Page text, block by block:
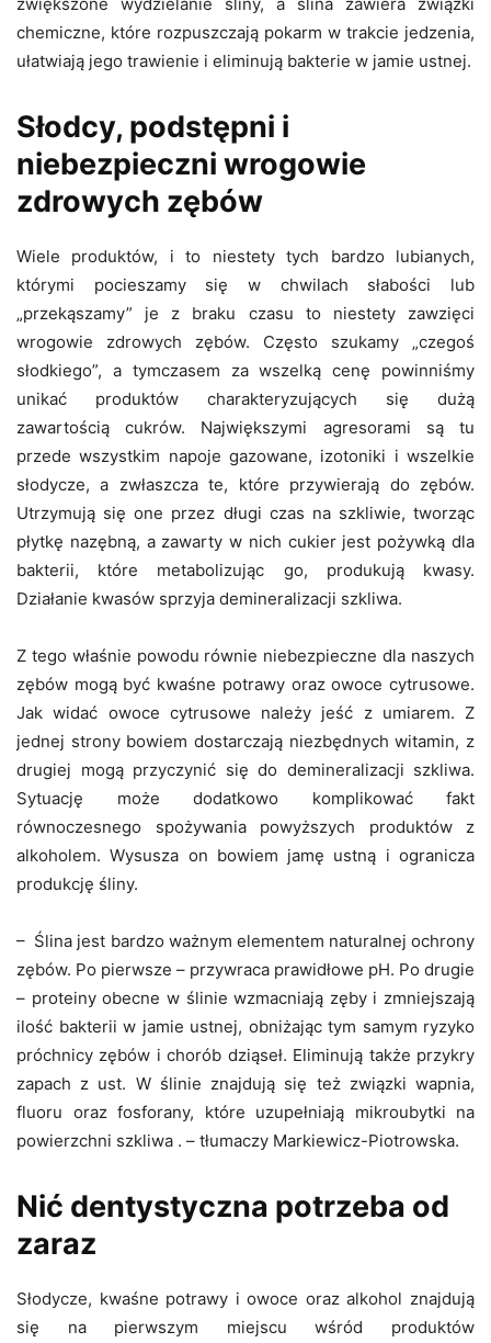
chemiczne, które rozpuszczają pokarm w trakcie jedzenia,
ułatwiają jego trawienie i eliminują bakterie w jamie ustnej.
Słodcy, podstępni i
niebezpieczni wrogowie
zdrowych zębów
Wiele produktów, i to niestety tych bardzo lubianych,
którymi pocieszamy się w chwilach słabości lub
„przekąszamy” je z braku czasu to niestety zawzięci
wrogowie zdrowych zębów. Często szukamy „czegoś
słodkiego”, a tymczasem za wszelką cenę powinniśmy
unikać produktów charakteryzujących się dużą
zawartością cukrów. Największymi agresorami są tu
przede wszystkim napoje gazowane, izotoniki i wszelkie
słodycze, a zwłaszcza te, które przywierają do zębów.
Utrzymują się one przez długi czas na szkliwie, tworząc
płytkę nazębną, a zawarty w nich cukier jest pożywką dla
bakterii, które metabolizując go, produkują kwasy.
Działanie kwasów sprzyja demineralizacji szkliwa.
Z tego właśnie powodu równie niebezpieczne dla naszych
zębów mogą być kwaśne potrawy oraz owoce cytrusowe.
Jak widać owoce cytrusowe należy jeść z umiarem. Z
jednej strony bowiem dostarczają niezbędnych witamin, z
drugiej mogą przyczynić się do demineralizacji szkliwa.
Sytuację może dodatkowo komplikować fakt
równoczesnego spożywania powyższych produktów z
alkoholem. Wysusza on bowiem jamę ustną i ogranicza
produkcję śliny.
– Ślina jest bardzo ważnym elementem naturalnej ochrony
zębów. Po pierwsze – przywraca prawidłowe pH. Po drugie
– proteiny obecne w ślinie wzmacniają zęby i zmniejszają
ilość bakterii w jamie ustnej, obniżając tym samym ryzyko
próchnicy zębów i chorób dziąseł. Eliminują także przykry
zapach z ust. W ślinie znajdują się też związki wapnia,
fluoru oraz fosforany, które uzupełniają mikroubytki na
powierzchni szkliwa . – tłumaczy Markiewicz-Piotrowska.
Nić dentystyczna potrzeba od
zaraz
Słodycze, kwaśne potrawy i owoce oraz alkohol znajdują
się na pierwszym miejscu wśród produktów